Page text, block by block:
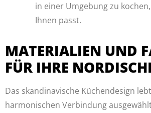
in einer Umgebung zu
Ihnen passt.
MATERIALIEN UND
FÜR IHRE
Das skandinavische Küchendesign
harmonischen Verbindung